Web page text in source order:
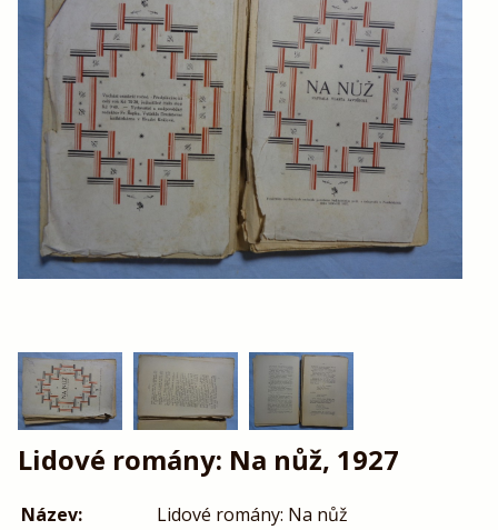
Lidové romány: Na nůž, 1927
Název:
Lidové romány: Na nůž